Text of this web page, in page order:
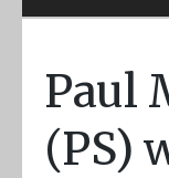
Paul
(PS)